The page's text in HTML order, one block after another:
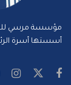
مؤسسة مرسي
أسستها أسرة